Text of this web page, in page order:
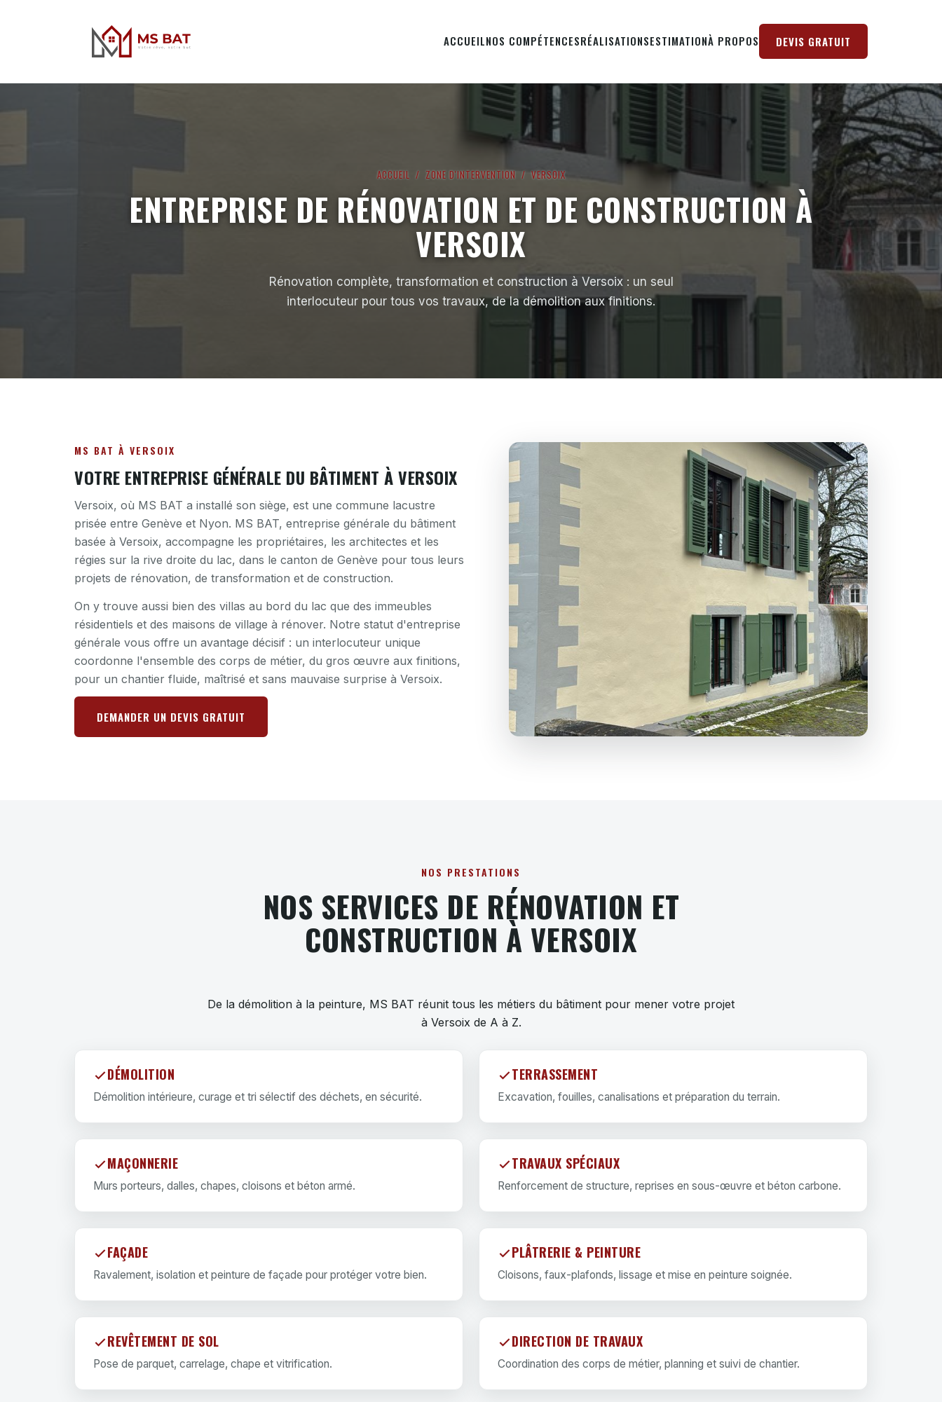
ACCUEILNOS COMPÉTENCESRÉALISATIONSESTIMATIONÀ PROPOS DEVIS GRATUIT
ACCUEIL / ZONE D'INTERVENTION/ VERSOIX
ENTREPRISE DE RÉNOVATION ET DE CONSTRUCTION À
VERSOIX
Rénovation complète, transformation et construction à Versoix : un seul
interlocuteur pour tous vos travaux, de la démolition aux finitions.
MS BAT À VERSOIX
VOTRE ENTREPRISE GÉNÉRALE DU BÂTIMENT À VERSOIX
Versoix, où MS BAT a installé son siège, est une commune lacustre
prisée entre Genève et Nyon. MS BAT, entreprise générale du bâtiment
basée à Versoix, accompagne les propriétaires, les architectes et les
régies sur la rive droite du lac, dans le canton de Genève pour tous leurs
projets de rénovation, de transformation et de construction.
On y trouve aussi bien des villas au bord du lac que des immeubles
résidentiels et des maisons de village à rénover. Notre statut d'entreprise
générale vous offre un avantage décisif : un interlocuteur unique
coordonne l'ensemble des corps de métier, du gros œuvre aux finitions,
pour un chantier fluide, maîtrisé et sans mauvaise surprise à Versoix.
DEMANDER UN DEVIS GRATUIT
NOS PRESTATIONS
NOS SERVICES DE RÉNOVATION ET
CONSTRUCTION À VERSOIX
De la démolition à la peinture, MS BAT réunit tous les métiers du bâtiment pour mener votre projet
à Versoix de A à Z.
DÉMOLITION
Démolition intérieure, curage et tri sélectif des déchets, en sécurité.
TERRASSEMENT
Excavation, fouilles, canalisations et préparation du terrain.
MAÇONNERIE
Murs porteurs, dalles, chapes, cloisons et béton armé.
TRAVAUX SPÉCIAUX
Renforcement de structure, reprises en sous-œuvre et béton carbone.
FAÇADE
Ravalement, isolation et peinture de façade pour protéger votre bien.
PLÂTRERIE & PEINTURE
Cloisons, faux-plafonds, lissage et mise en peinture soignée.
REVÊTEMENT DE SOL
Pose de parquet, carrelage, chape et vitrification.
DIRECTION DE TRAVAUX
Coordination des corps de métier, planning et suivi de chantier.